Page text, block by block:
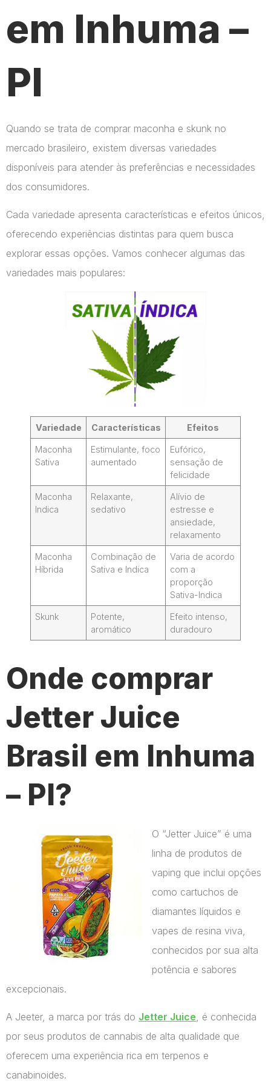
em Inhuma –
PI
Quando se trata de comprar maconha e skunk no
mercado brasileiro, existem diversas variedades
disponíveis para atender às preferências e necessidades
dos consumidores.
Cada variedade apresenta características e efeitos únicos,
oferecendo experiências distintas para quem busca
explorar essas opções. Vamos conhecer algumas das
variedades mais populares:
Variedade Características Efeitos
Maconha
Sativa
Estimulante, foco
aumentado
Eufórico,
sensação de
felicidade
Maconha
Indica
Relaxante,
sedativo
Alívio de
estresse e
ansiedade,
relaxamento
Maconha
Híbrida
Combinação de
Sativa e Indica
Varia de acordo
com a
proporção
Sativa-Indica
Skunk
Potente,
aromático
Efeito intenso,
duradouro
Onde comprar
Jetter Juice
Brasil em Inhuma
– PI?
O “Jetter Juice” é uma
linha de produtos de
vaping que inclui opções
como cartuchos de
diamantes líquidos e
vapes de resina viva,
conhecidos por sua alta
potência e sabores
excepcionais.
A Jeeter, a marca por trás do Jetter Juice, é conhecida
por seus produtos de cannabis de alta qualidade que
oferecem uma experiência rica em terpenos e
canabinoides.